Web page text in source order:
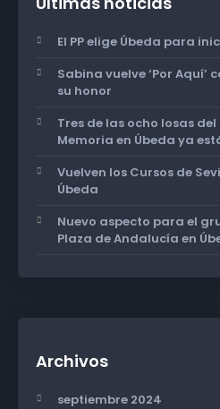
El PP elige Úbeda para
Sabina vuelve ‘Por Aquí’
su honor
Tres de las ocho losas
Memoria en Úbeda ya
Vuelven los Cursos de
Úbeda
Nuevo aspecto para el
Plaza de Andalucía en
Archivos
septiembre 2024